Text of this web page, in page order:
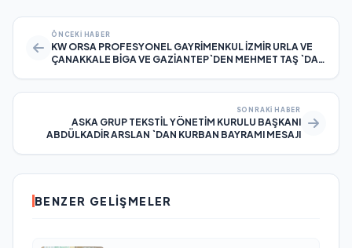
ÖNCEKI HABER
KW ORSA PROFESYONEL GAYRİMENKUL İZMİR URLA VE
ÇANAKKALE BİGA VE GAZİANTEP`DEN MEHMET TAŞ `DAN
SONRAKI HABER
ASKA GRUP TEKSTİL YÖNETİM KURULU BAŞKANI
ABDÜLKADİR ARSLAN `DAN KURBAN BAYRAMI MESAJI
BENZER GELIŞMELER